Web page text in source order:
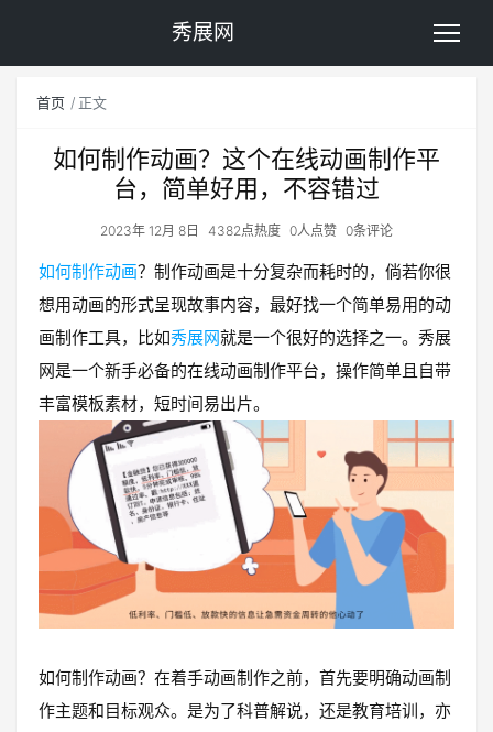
秀展网
首页 正文
如何制作动画？这个在线动画制作平
台，简单好用，不容错过
2023年 12月 8日 4382点热度 0人点赞 0条评论
如何制作动画？制作动画是十分复杂而耗时的，倘若你很
想用动画的形式呈现故事内容，最好找一个简单易用的动
画制作工具，比如秀展网就是一个很好的选择之一。秀展
网是一个新手必备的在线动画制作平台，操作简单且自带
丰富模板素材，短时间易出片。
如何制作动画？在着手动画制作之前，首先要明确动画制
作主题和目标观众。是为了科普解说，还是教育培训，亦